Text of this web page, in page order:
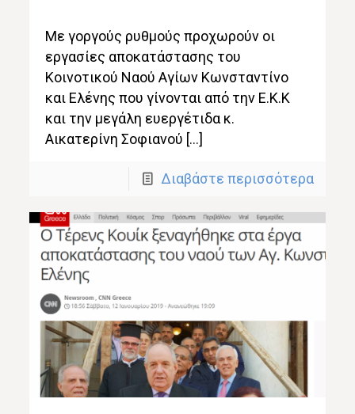
Με γοργούς ρυθμούς προχωρούν οι
εργασίες αποκατάστασης του
Κοινοτικού Ναού Αγίων Κωνσταντίνο
και Ελένης που γίνονται από την Ε.Κ.Κ
και την μεγάλη ευεργέτιδα κ.
Αικατερίνη Σοφιανού […]
Διαβάστε περισσότερα